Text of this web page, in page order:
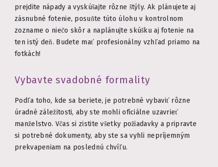
prejdite nápady a vyskúšajte rôzne štýly. Ak plánujete aj
zásnubné fotenie, posuňte túto úlohu v kontrolnom
zozname o niečo skôr a naplánujte skúšku aj fotenie na
ten istý deň. Budete mať profesionálny vzhľad priamo na
fotkách!
Vybavte svadobné formality
Podľa toho, kde sa beriete, je potrebné vybaviť rôzne
úradné záležitosti, aby ste mohli oficiálne uzavrieť
manželstvo. Včas si zistite všetky požiadavky a pripravte
si potrebné dokumenty, aby ste sa vyhli nepríjemným
prekvapeniam na poslednú chvíľu.